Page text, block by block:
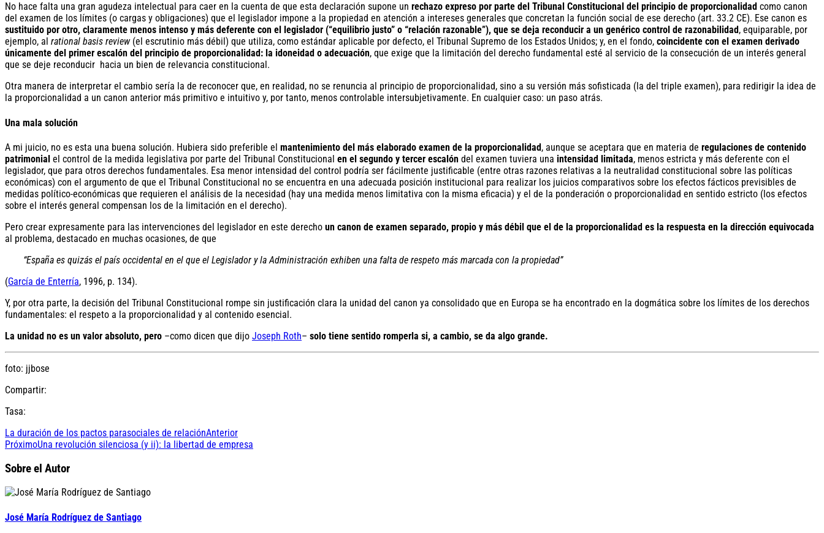
No hace falta una gran agudeza intelectual para caer en la cuenta de que esta declaración supone un rechazo expreso por parte del Tribunal Constitucional del principio de proporcionalidad como canon
del examen de los límites (o cargas y obligaciones) que el legislador impone a la propiedad en atención a intereses generales que concretan la función social de ese derecho (art. 33.2 CE). Ese canon es
sustituido por otro, claramente menos intenso y más deferente con el legislador (“equilibrio justo” o “relación razonable”), que se deja reconducir a un genérico control de razonabilidad , equiparable, por
ejemplo, al rational basis review(el escrutinio más débil) que utiliza, como estándar aplicable por defecto, el Tribunal Supremo de los Estados Unidos; y, en el fondo, coincidente con el examen derivado
únicamente del primer escalón del principio de proporcionalidad: la idoneidad o adecuación, que exige que la limitación del derecho fundamental esté al servicio de la consecución de un interés general
que se deje reconducir hacia un bien de relevancia constitucional.
Otra manera de interpretar el cambio sería la de reconocer que, en realidad, no se renuncia al principio de proporcionalidad, sino a su versión más sofisticada (la del triple examen), para redirigir la idea de
la proporcionalidad a un canon anterior más primitivo e intuitivo y, por tanto, menos controlable intersubjetivamente. En cualquier caso: un paso atrás.
Una mala solución
A mi juicio, no es esta una buena solución. Hubiera sido preferible el mantenimiento del más elaborado examen de la proporcionalidad, aunque se aceptara que en materia de regulaciones de contenido
patrimonial el control de la medida legislativa por parte del Tribunal Constitucional en el segundo y tercer escalón del examen tuviera una intensidad limitada, menos estricta y más deferente con el
legislador, que para otros derechos fundamentales. Esa menor intensidad del control podría ser fácilmente justificable (entre otras razones relativas a la neutralidad constitucional sobre las políticas
económicas) con el argumento de que el Tribunal Constitucional no se encuentra en una adecuada posición institucional para realizar los juicios comparativos sobre los efectos fácticos previsibles de
medidas político-económicas que requieren el análisis de la necesidad (hay una medida menos limitativa con la misma eficacia) y el de la ponderación o proporcionalidad en sentido estricto (los efectos
sobre el interés general compensan los de la limitación en el derecho).
Pero crear expresamente para las intervenciones del legislador en este derecho un canon de examen separado, propio y más débil que el de la proporcionalidad es la respuesta en la dirección equivocada
al problema, destacado en muchas ocasiones, de que
“España es quizás el país occidental en el que el Legislador y la Administración exhiben una falta de respeto más marcada con la propiedad”
(García de Enterría, 1996, p. 134).
Y, por otra parte, la decisión del Tribunal Constitucional rompe sin justificación clara la unidad del canon ya consolidado que en Europa se ha encontrado en la dogmática sobre los límites de los derechos
fundamentales: el respeto a la proporcionalidad y al contenido esencial.
La unidad no es un valor absoluto, pero –como dicen que dijo Joseph Roth– solo tiene sentido romperla si, a cambio, se da algo grande.
foto: jjbose
Compartir:
Tasa:
La duración de los pactos parasociales de relaciónAnterior
PróximoUna revolución silenciosa (y ii): la libertad de empresa
Sobre el Autor
José María Rodríguez de Santiago